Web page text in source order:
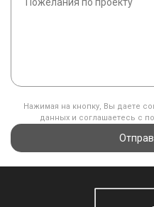
Нажимая на кнопку, Вы даете
данных и соглашаетесь с